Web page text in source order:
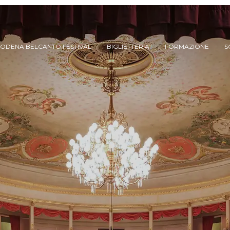
ARCHIVIO SPETTACOLI
(DAL 2023/’24)
ARCHIVIO STORICO
(FINO AL 2022/’23)
BELCANTO FESTIVAL BIGLIETTERIA FORMAZIONE